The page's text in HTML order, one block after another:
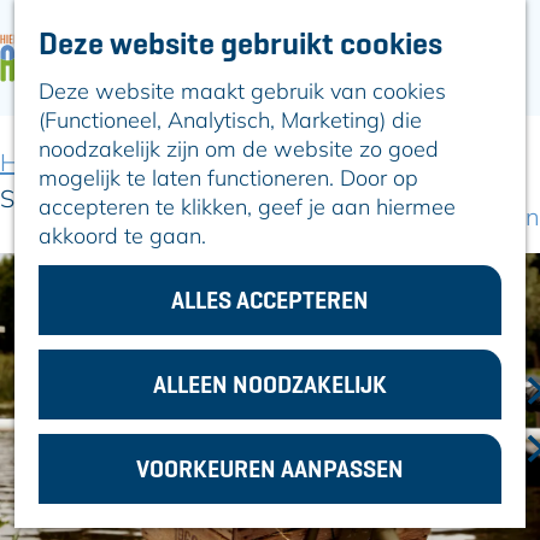
Deze website gebruikt cookies
Deze website maakt gebruik van cookies
(Functioneel, Analytisch, Marketing) die
noodzakelijk zijn om de website zo goed
mogelijk te laten functioneren. Door op
accepteren te klikken, geef je aan hiermee
akkoord te gaan.
ALLES ACCEPTEREN
ALLEEN NOODZAKELIJK
VOORKEUREN AANPASSEN
n
a
a
d
e
h
o
m
e
p
a
g
e
ARTIKELEN
Hier is Boskoop
Lekker Lokaal
Ontdek het
Erfgoed
Natuurlijk genieten
In en om Alphen
Kleuren van de
toren
VOOR
ONDERNEMERS
Home Uit-agenda
Uit-agenda overzicht
Smakelijk Fietsen dag